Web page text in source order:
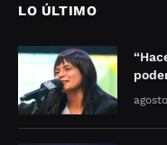
LO ÚLTIMO